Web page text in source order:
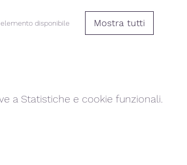
disponibile Mostra tutti
a Statistiche e cookie funzionali.